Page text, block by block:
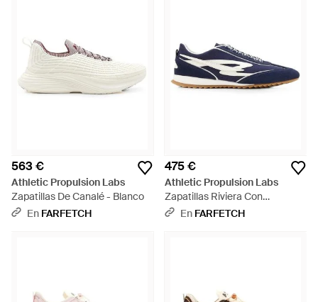
563 €
Athletic Propulsion Labs
Zapatillas De Canalé - Blanco
En FARFETCH
475 €
Athletic Propulsion Labs
Zapatillas Riviera Con
Cordones Y Panel En Contraste
En FARFETCH